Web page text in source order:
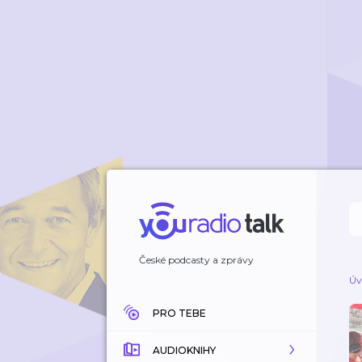
České podcasty a zprávy
PRO TEBE
AUDIOKNIHY